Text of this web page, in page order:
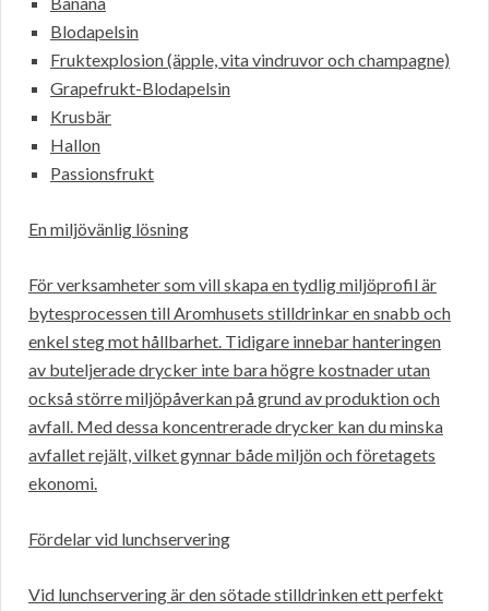
Blodapelsin
Fruktexplosion (äpple, vita vindruvor och champagne)
Grapefrukt-Blodapelsin
Krusbär
Hallon
Passionsfrukt
En miljövänlig lösning
För verksamheter som vill skapa en tydlig miljöprofil är
bytesprocessen till Aromhusets stilldrinkar en snabb och
enkel steg mot hållbarhet. Tidigare innebar hanteringen
av buteljerade drycker inte bara högre kostnader utan
också större miljöpåverkan på grund av produktion och
avfall. Med dessa koncentrerade drycker kan du minska
avfallet rejält, vilket gynnar både miljön och företagets
ekonomi.
Fördelar vid lunchservering
Vid lunchservering är den sötade stilldrinken ett perfekt